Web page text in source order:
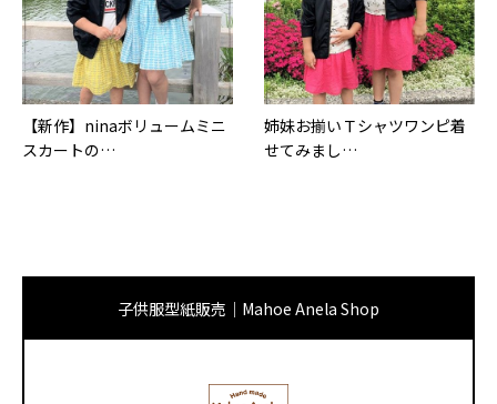
【新作】ninaボリュームミニ
スカートの…
姉妹お揃いＴシャツワンピ着
せてみまし…
子供服型紙販売｜Mahoe Anela Shop